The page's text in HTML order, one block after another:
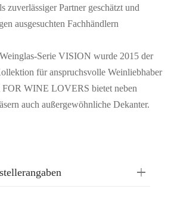
zuverlässiger Partner geschätzt und
ausgesuchten Fachhändlern
Serie VISION wurde 2015 der
für anspruchsvolle Weinliebhaber
FOR WINE LOVERS bietet neben
auch außergewöhnliche Dekanter.